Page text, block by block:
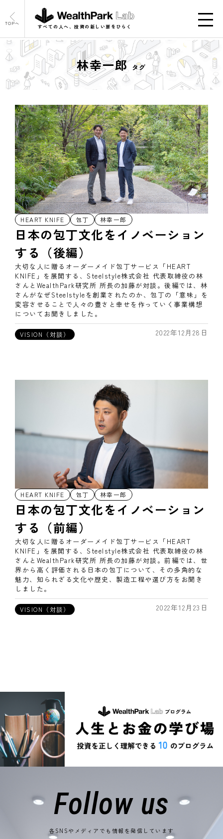
TOPへ
すべての人へ、投資の新しい扉をひらく
林幸一郎タグ
HEART KNIFE 包丁 林幸一郎
日本の包丁文化をイノベーション
する（後編）
大切な人に贈るオーダーメイド包丁サービス「HEART
KNIFE」を展開する、Steelstyle株式会社 代表取締役の林
さんとWealthPark研究所 所長の加藤が対談。後編では、林
さんがなぜSteelstyleを創業されたのか、包丁の「意味」を
変容させることで人々の豊さと幸せを作っていく事業構想
についてお聞きしました。
VISION（対談） 2022年12月28日
HEART KNIFE 包丁 林幸一郎
日本の包丁文化をイノベーション
する（前編）
大切な人に贈るオーダーメイド包丁サービス「HEART
KNIFE」を展開する、Steelstyle株式会社 代表取締役の林
さんとWealthPark研究所 所長の加藤が対談。前編では、世
界から高く評価される日本の包丁について、その多角的な
魅力、知られざる文化や歴史、製造工程や選び方をお聞き
しました。
VISION（対談） 2022年12月23日
Follow us
各SNSやメディアでも情報を発信しています